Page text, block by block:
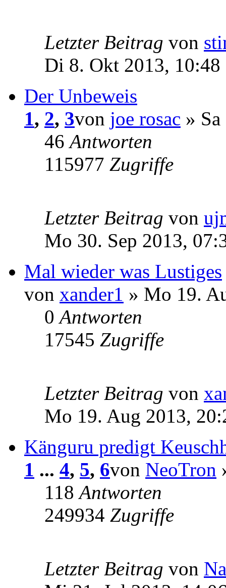
Letzter Beitrag von
Di 8. Okt 2013, 10:48
Der Unbeweis
1, 2, 3von joe rosac »
46Antworten
115977 Zugriffe
Letzter Beitrag von
Mo 30. Sep 2013,
Mal wieder was Lustiges
von xander1 » Mo 19.
0Antworten
17545 Zugriffe
Letzter Beitrag von
Mo 19. Aug 2013,
Känguru predigt
1 ... 4, 5, 6von NeoTron
118Antworten
249934 Zugriffe
Letzter Beitrag von